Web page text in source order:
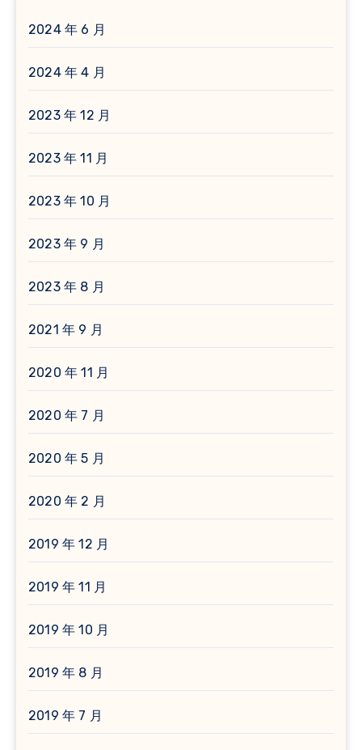
2024 年 6 月
2024 年 4 月
2023 年 12 月
2023 年 11 月
2023 年 10 月
2023 年 9 月
2023 年 8 月
2021 年 9 月
2020 年 11 月
2020 年 7 月
2020 年 5 月
2020 年 2 月
2019 年 12 月
2019 年 11 月
2019 年 10 月
2019 年 8 月
2019 年 7 月